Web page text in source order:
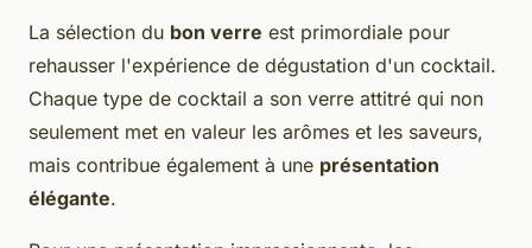
La sélection du bon verre est primordiale pour
rehausser l'expérience de dégustation d'un cocktail.
Chaque type de cocktail a son verre attitré qui non
seulement met en valeur les arômes et les saveurs,
mais contribue également à une présentation
élégante.